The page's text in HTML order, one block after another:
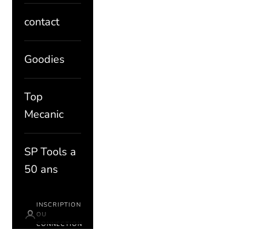
contact
Goodies
Top
Mecanic
SP Tools a
50 ans
INSCRIPTION
OU
CONNECTION